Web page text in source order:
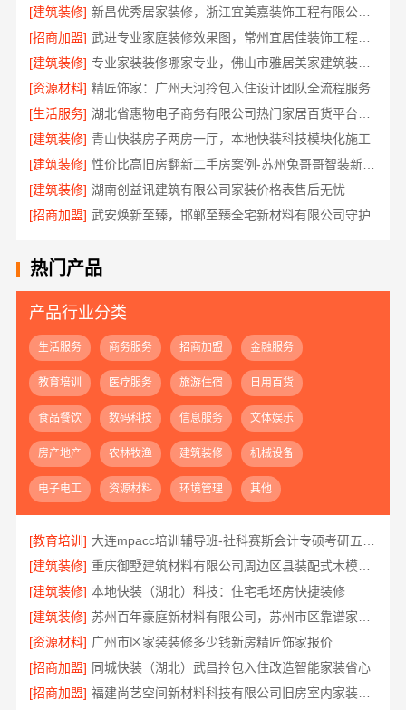
[建筑装修]
新昌优秀居家装修，浙江宜美嘉装饰工程有限公司匠心打造
[招商加盟]
武进专业家庭装修效果图，常州宜居佳装饰工程有限公司定制设计
[建筑装修]
专业家装装修哪家专业，佛山市雅居美家建筑装饰工程有限公司
[资源材料] 精匠饰家：广州天河拎包入住设计团队全流程服务
[生活服务]
[建筑装修] 青山快装房子两房一厅，本地快装科技模块化施工
[建筑装修]
性价比高旧房翻新二手房案例-苏州兔哥哥智装新材料有限公司真实完工展示
[建筑装修] 湖南创益讯建筑有限公司家装价格表售后无忧
[招商加盟] 武安焕新至臻，邯郸至臻全宅新材料有限公司守护
热门产品
产品行业分类
生活服务 商务服务 招商加盟 金融服务
教育培训 医疗服务 旅游住宿 日用百货
食品餐饮 数码科技 信息服务 文体娱乐
房产地产 农林牧渔 建筑装修 机械设备
电子电工 资源材料 环境管理 其他
[教育培训]
[建筑装修]
重庆御墅建筑材料有限公司周边区县装配式木模售后保障
[建筑装修] 本地快装（湖北）科技：住宅毛坯房快捷装修
[建筑装修]
[资源材料] 广州市区家装装修多少钱新房精匠饰家报价
[招商加盟] 同城快装（湖北）武昌拎包入住改造智能家装省心
[招商加盟]
福建尚艺空间新材料科技有限公司旧房室内家装自有工厂整体落地